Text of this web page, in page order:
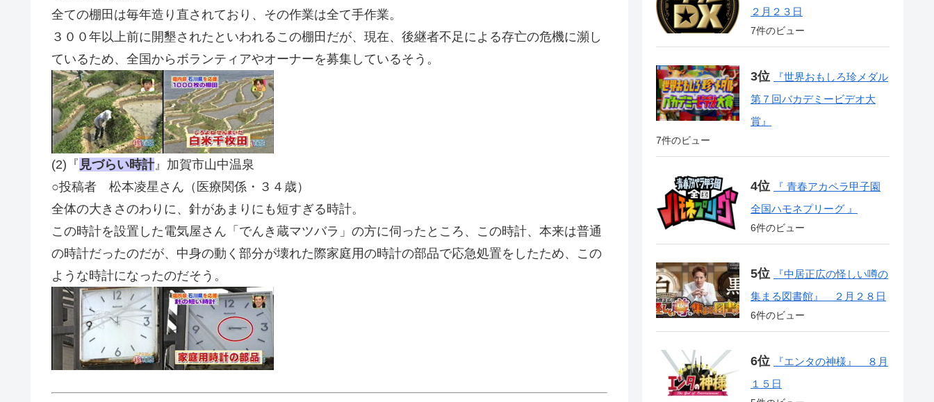
全ての棚田は毎年造り直されており、その作業は全て手作業。
３００年以上前に開墾されたといわれるこの棚田だが、現在、後継者不足による存亡の危機に瀕し
ているため、全国からボランティアやオーナーを募集しているそう。
(2)『 見づらい時計』加賀市山中温泉
○投稿者 松本凌星さん（医療関係・３４歳）
全体の大きさのわりに、針があまりにも短すぎる時計。
この時計を設置した電気屋さん「でんき蔵マツバラ」の方に伺ったところ、この時計、本来は普通
の時計だったのだが、中身の動く部分が壊れた際家庭用の時計の部品で応急処置をしたため、この
ような時計になったのだそう。
２月２３日
7件のビュー
『世界おもしろ珍メダル
第７回バカデミービデオ大
賞』
7件のビュー
『 青春アカペラ甲子園
全国ハモネプリーグ 』
6件のビュー
『中居正広の怪しい噂の
集まる図書館』 ２月２８日
6件のビュー
『エンタの神様』 ８月
１５日